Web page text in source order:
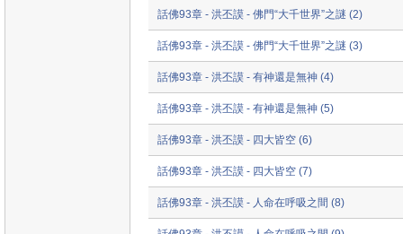
話佛93章 - 洪丕謨 - 佛門“大千世界”之謎 (2)
話佛93章 - 洪丕謨 - 佛門“大千世界”之謎 (3)
話佛93章 - 洪丕謨 - 有神還是無神 (4)
話佛93章 - 洪丕謨 - 有神還是無神 (5)
話佛93章 - 洪丕謨 - 四大皆空 (6)
話佛93章 - 洪丕謨 - 四大皆空 (7)
話佛93章 - 洪丕謨 - 人命在呼吸之間 (8)